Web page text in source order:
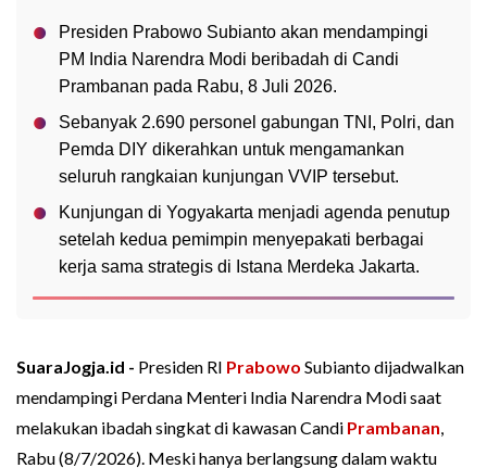
Presiden Prabowo Subianto akan mendampingi
PM India Narendra Modi beribadah di Candi
Prambanan pada Rabu, 8 Juli 2026.
Sebanyak 2.690 personel gabungan TNI, Polri, dan
Pemda DIY dikerahkan untuk mengamankan
seluruh rangkaian kunjungan VVIP tersebut.
Kunjungan di Yogyakarta menjadi agenda penutup
setelah kedua pemimpin menyepakati berbagai
kerja sama strategis di Istana Merdeka Jakarta.
SuaraJogja.id - Presiden RI Prabowo Subianto dijadwalkan
mendampingi Perdana Menteri India Narendra Modi saat
melakukan ibadah singkat di kawasan Candi Prambanan,
Rabu (8/7/2026). Meski hanya berlangsung dalam waktu